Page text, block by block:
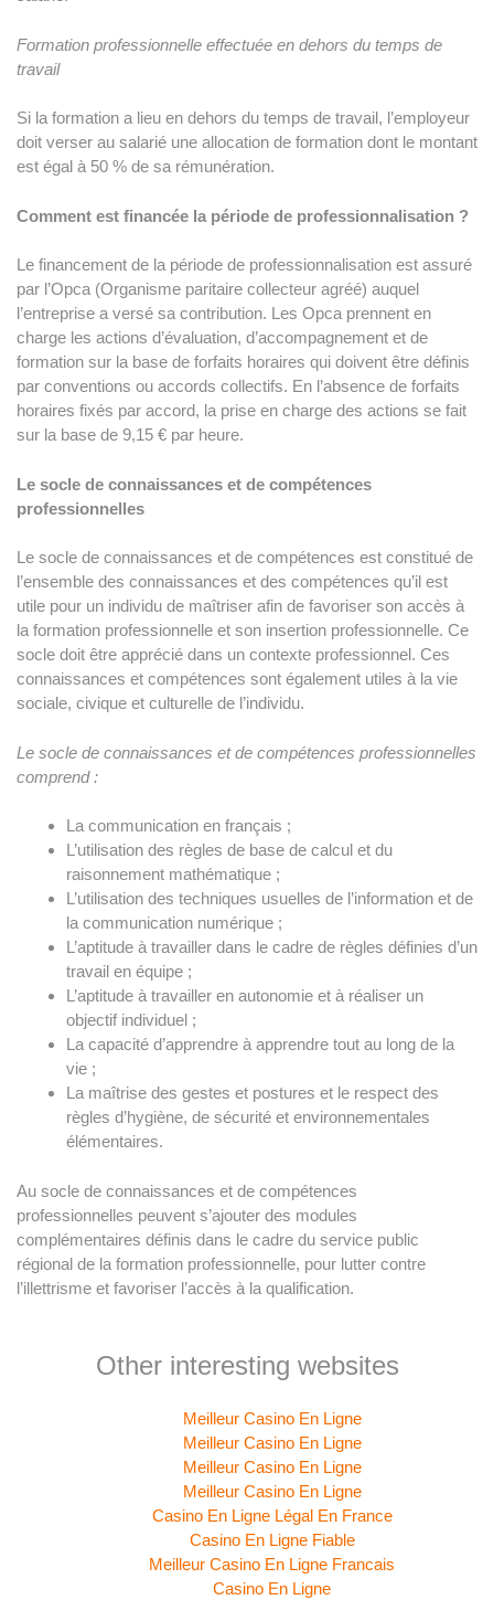
Formation professionnelle effectuée en dehors du temps de
travail
Si la formation a lieu en dehors du temps de travail, l’employeur
doit verser au salarié une allocation de formation dont le montant
est égal à 50 % de sa rémunération.
Comment est financée la période de professionnalisation ?
Le financement de la période de professionnalisation est assuré
par l’Opca (Organisme paritaire collecteur agréé) auquel
l’entreprise a versé sa contribution. Les Opca prennent en
charge les actions d’évaluation, d’accompagnement et de
formation sur la base de forfaits horaires qui doivent être définis
par conventions ou accords collectifs. En l’absence de forfaits
horaires fixés par accord, la prise en charge des actions se fait
sur la base de 9,15 € par heure.
Le socle de connaissances et de compétences
professionnelles
Le socle de connaissances et de compétences est constitué de
l’ensemble des connaissances et des compétences qu’il est
utile pour un individu de maîtriser afin de favoriser son accès à
la formation professionnelle et son insertion professionnelle. Ce
socle doit être apprécié dans un contexte professionnel. Ces
connaissances et compétences sont également utiles à la vie
sociale, civique et culturelle de l’individu.
Le socle de connaissances et de compétences professionnelles
comprend :
La communication en français ;
L’utilisation des règles de base de calcul et du
raisonnement mathématique ;
L’utilisation des techniques usuelles de l’information et de
la communication numérique ;
L’aptitude à travailler dans le cadre de règles définies d’un
travail en équipe ;
L’aptitude à travailler en autonomie et à réaliser un
objectif individuel ;
La capacité d’apprendre à apprendre tout au long de la
vie ;
La maîtrise des gestes et postures et le respect des
règles d’hygiène, de sécurité et environnementales
élémentaires.
Au socle de connaissances et de compétences
professionnelles peuvent s’ajouter des modules
complémentaires définis dans le cadre du service public
régional de la formation professionnelle, pour lutter contre
l’illettrisme et favoriser l’accès à la qualification.
Other interesting websites
Meilleur Casino En Ligne
Meilleur Casino En Ligne
Meilleur Casino En Ligne
Meilleur Casino En Ligne
Casino En Ligne Légal En France
Casino En Ligne Fiable
Meilleur Casino En Ligne Francais
Casino En Ligne